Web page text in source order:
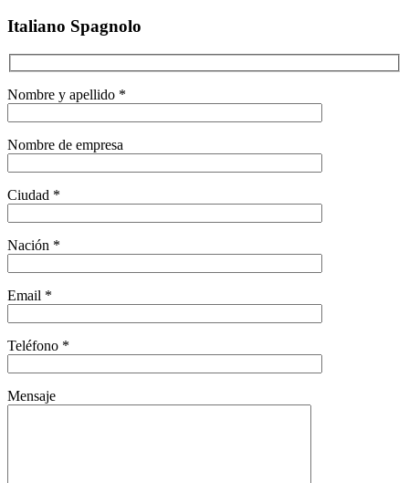
Italiano Spagnolo
Nombre y apellido *
Nombre de empresa
Ciudad *
Nación *
Email *
Teléfono *
Mensaje